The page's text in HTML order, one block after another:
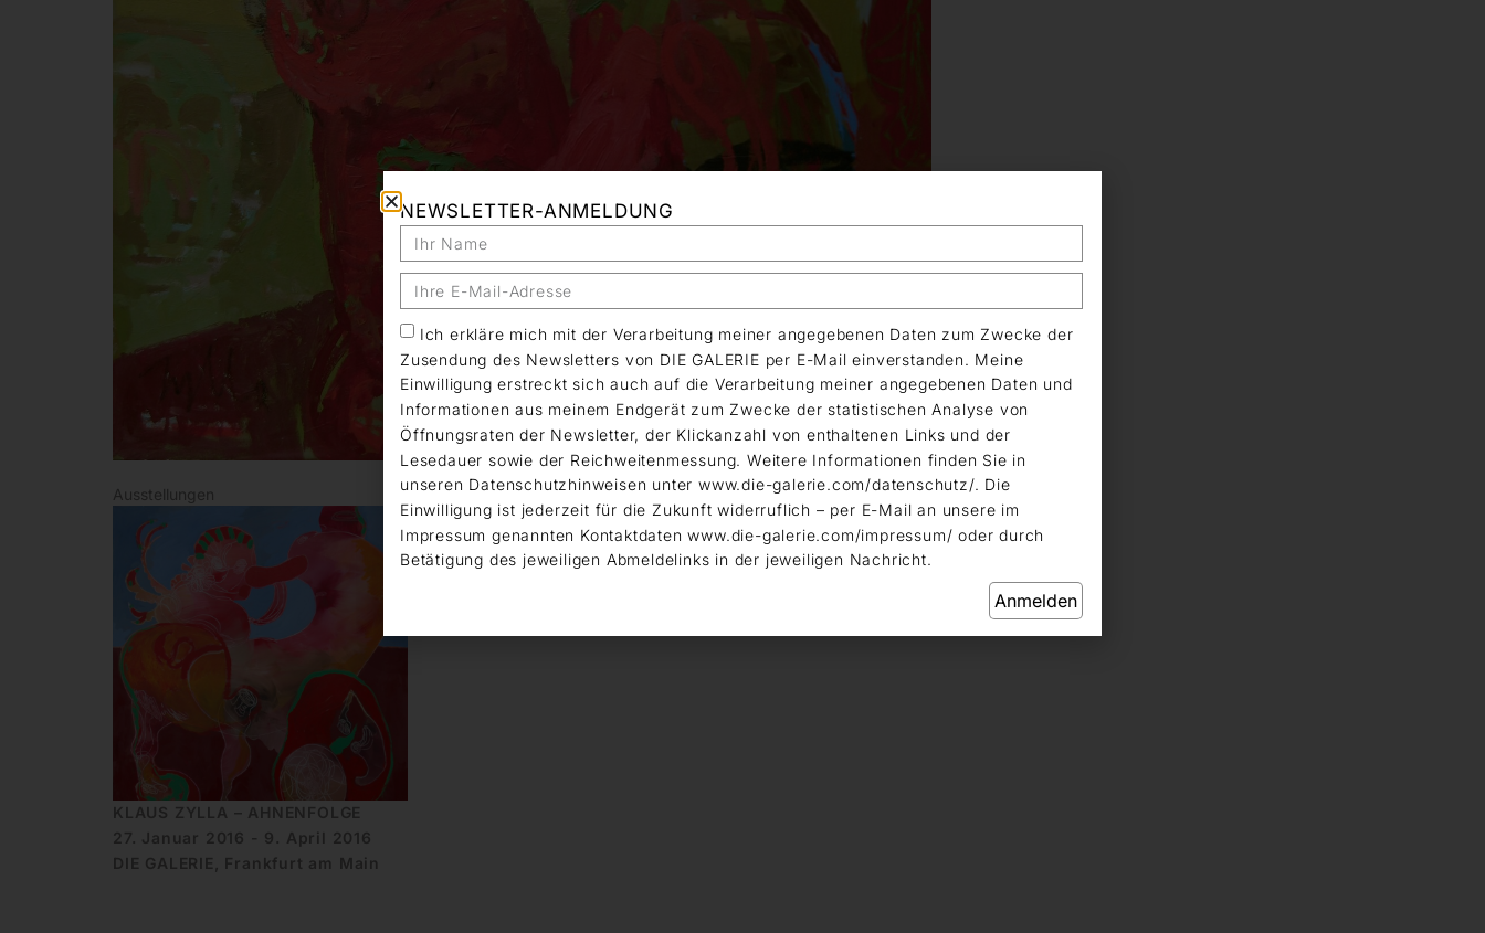
Ausstellungen
KLAUS ZYLLA – AHNENFOLGE
27. Januar 2016 - 9. April 2016
DIE GALERIE, Frankfurt am Main
NEWSLETTER-ANMELDUNG
Ich erkläre mich mit der Verarbeitung meiner angegebenen Daten zum Zwecke der
Zusendung des Newsletters von DIE GALERIE per E-Mail einverstanden. Meine
Einwilligung erstreckt sich auch auf die Verarbeitung meiner angegebenen Daten und
Informationen aus meinem Endgerät zum Zwecke der statistischen Analyse von
Öffnungsraten der Newsletter, der Klickanzahl von enthaltenen Links und der
Lesedauer sowie der Reichweitenmessung. Weitere Informationen finden Sie in
unseren Datenschutzhinweisen unter www.die-galerie.com/datenschutz/. Die
Einwilligung ist jederzeit für die Zukunft widerruflich – per E-Mail an unsere im
Impressum genannten Kontaktdaten www.die-galerie.com/impressum/ oder durch
Betätigung des jeweiligen Abmeldelinks in der jeweiligen Nachricht.
Anmelden